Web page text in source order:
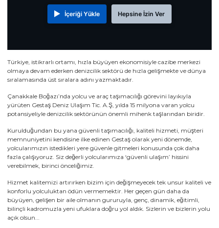
İçeriği Yükle Hepsine İzin Ver
Türkiye, istikrarlı ortamı, hızla büyüyen ekonomisiyle cazibe merkezi
olmaya devam ederken denizcilik sektörü de hızla gelişmekte ve dünya
sıralamasında üst sıralara adını yazmaktadır.
Çanakkale Boğazı’nda yolcu ve araç taşımacılığı görevini layıkıyla
yürüten Gestaş Deniz Ulaşım Tic. A.Ş, yılda 15 milyona varan yolcu
potansiyeliyle denizcilik sektörünün önemli mihenk taşlarından biridir.
Kurulduğundan bu yana güvenli taşımacılığı, kaliteli hizmeti, müşteri
memnuniyetini kendisine ilke edinen Gestaş olarak yeni dönemde,
yolcularımızın istedikleri yere güvenle gitmeleri konusunda çok daha
fazla çalışıyoruz. Siz değerli yolcularımıza ‘güvenli ulaşım’ hissini
verebilmek, birinci önceliğimiz.
Hizmet kalitemizi artırırken bizim için değişmeyecek tek unsur kaliteli ve
konforlu yolculuktan ödün vermemektir. Her geçen gün daha da
büyüyen, gelişen bir aile olmanın gururuyla, genç, dinamik, eğitimli,
bilinçli kadromuzla yeni ufuklara doğru yol aldık. Sizlerin ve bizlerin yolu
açık olsun...